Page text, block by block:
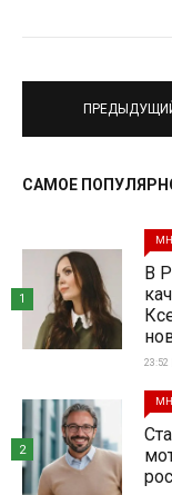
САМОЕ
В
23:52
1
2